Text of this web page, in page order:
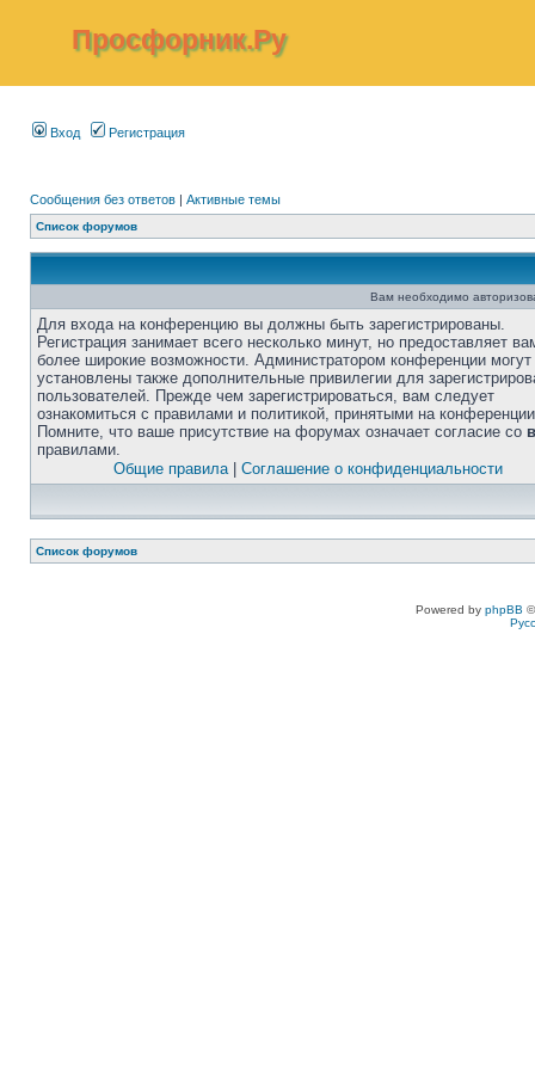
Просфорник.Ру
Вход Регистрация
Сообщения без ответов | Активные темы
Список форумов
Вам необходимо
Для входа на конференцию вы должны быть зарегистрированы.
Регистрация занимает всего несколько минут, но предоставляет
более широкие возможности. Администратором конференции
установлены также дополнительные привилегии для
пользователей. Прежде чем зарегистрироваться, вам следует
ознакомиться с правилами и политикой, принятыми на
Помните, что ваше присутствие на форумах означает согласие со
правилами.
Общие правила| Соглашение о конфиденциальности
Список форумов
Powered by phpBB